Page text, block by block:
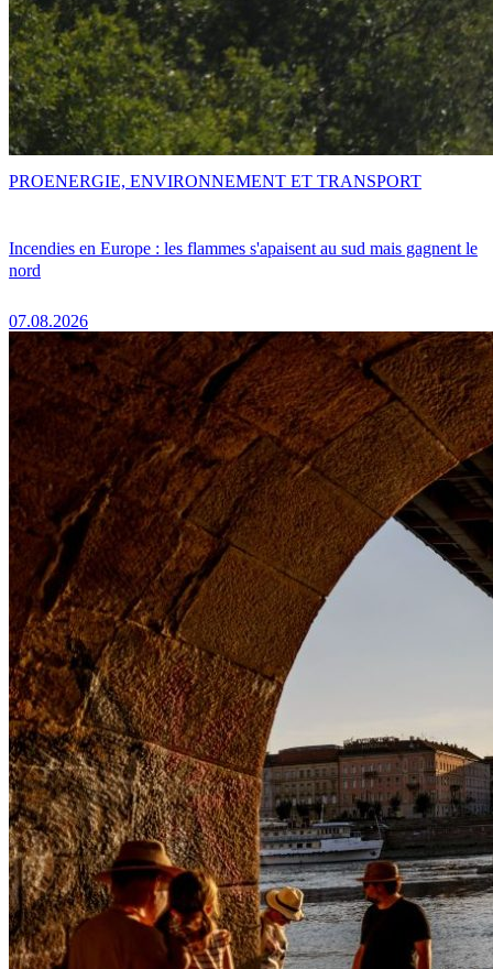
Incendies en Europe : les flammes s'apaisent au sud mais gagnent le
nord
07.08.2026
PROENERGIE, ENVIRONNEMENT ET TRANSPORT